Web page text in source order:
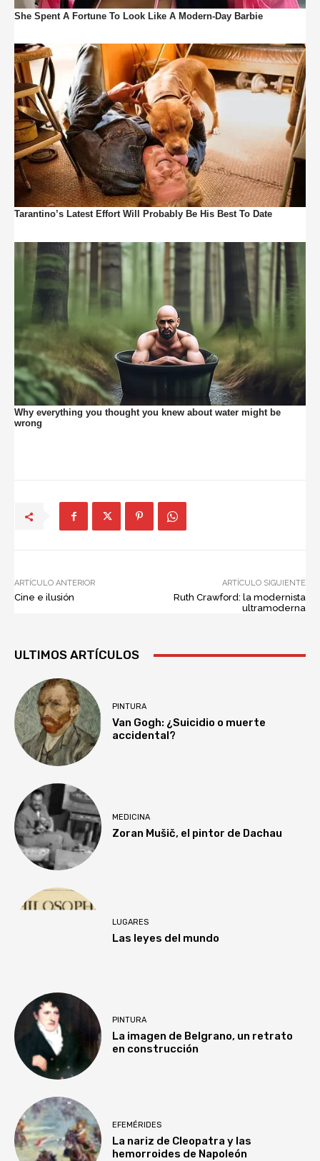
ARTÍCULO ANTERIOR
Cine e ilusión
ARTÍCULO SIGUIENTE
Ruth Crawford: la modernista
ultramoderna
ULTIMOS ARTÍCULOS
PINTURA
Van Gogh: ¿Suicidio o muerte
accidental?
MEDICINA
Zoran Mušič, el pintor de Dachau
LUGARES
Las leyes del mundo
PINTURA
La imagen de Belgrano, un retrato
en construcción
EFEMÉRIDES
La nariz de Cleopatra y las
hemorroides de Napoleón